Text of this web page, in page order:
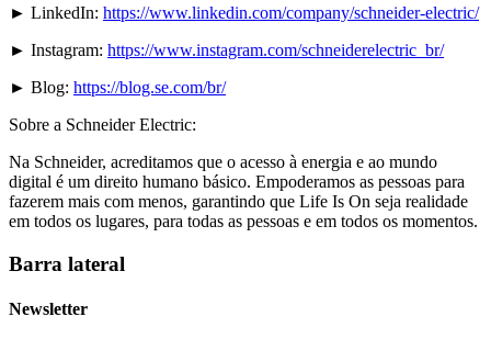
► LinkedIn: https://www.linkedin.com/company/schneider-electric/
► Instagram: https://www.instagram.com/schneiderelectric_br/
► Blog: https://blog.se.com/br/
Sobre a Schneider Electric:
Na Schneider, acreditamos que o acesso à energia e ao mundo
digital é um direito humano básico. Empoderamos as pessoas para
fazerem mais com menos, garantindo que Life Is On seja realidade
em todos os lugares, para todas as pessoas e em todos os momentos.
Barra lateral
Newsletter